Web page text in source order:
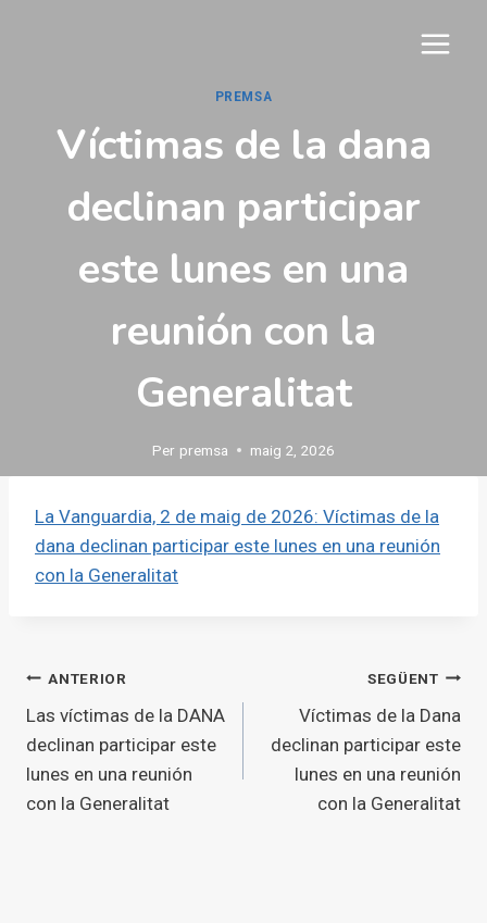
PREMSA
Víctimas de la dana
declinan participar
este lunes en una
reunión con la
Generalitat
Per premsa maig 2, 2026
La Vanguardia, 2 de maig de 2026: Víctimas de la
dana declinan participar este lunes en una reunión
con la Generalitat
Navegació
d'entrades
ANTERIOR
Las víctimas de la DANA
declinan participar este
lunes en una reunión
con la Generalitat
SEGÜENT
Víctimas de la Dana
declinan participar este
lunes en una reunión
con la Generalitat